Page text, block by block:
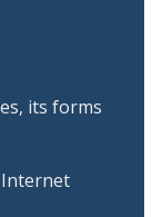
its forms